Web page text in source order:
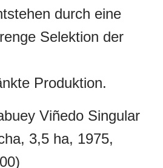
durch eine
Selektion der
Produktion.
Viñedo Singular
3,5 ha, 1975,